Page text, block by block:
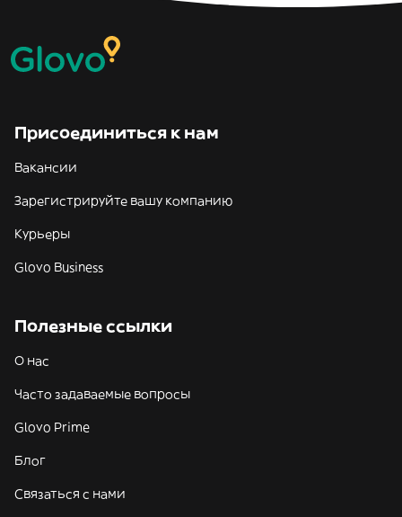
Присоединиться к нам
Вакансии
Зарегистрируйте вашу компанию
Курьеры
Glovo Business
Полезные ссылки
О нас
Часто задаваемые вопросы
Glovo Prime
Блог
Связаться с нами